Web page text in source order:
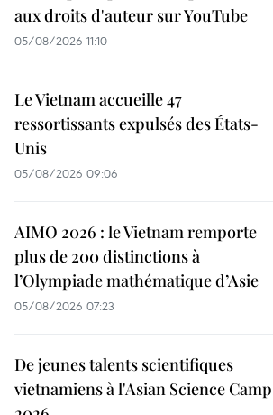
aux droits d'auteur sur YouTube
05/08/2026 11:10
Le Vietnam accueille 47
ressortissants expulsés des États-
Unis
05/08/2026 09:06
AIMO 2026 : le Vietnam remporte
plus de 200 distinctions à
l’Olympiade mathématique d’Asie
05/08/2026 07:23
De jeunes talents scientifiques
vietnamiens à l'Asian Science Camp